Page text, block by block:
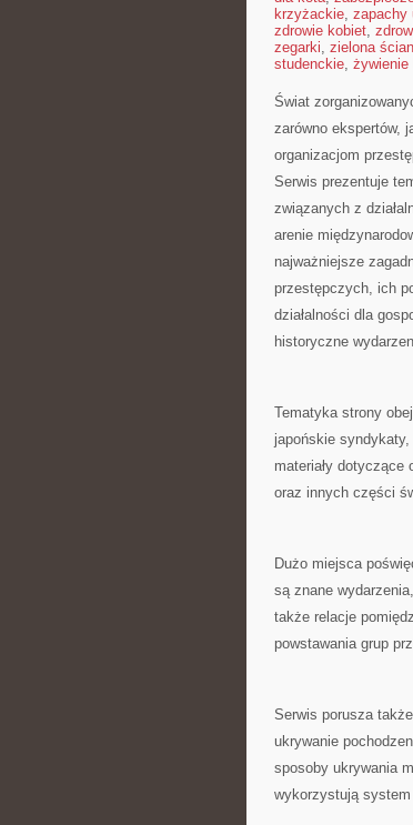
krzyżackie, zapachy
zdrowie kobiet,
zegarki, zielona
studenckie, żywienie
Świat
zarówno ekspertów,
organizacjom
Serwis prezentuje
związanych z
arenie
najważniejsze
przestępczych, ich
działalności dla
historyczne
Tematyka strony
japońskie
materiały
oraz innych części
Dużo miejsca
są znane
także relacje
powstawania grup
Serwis porusza
ukrywanie
sposoby ukrywania
wykorzystują system